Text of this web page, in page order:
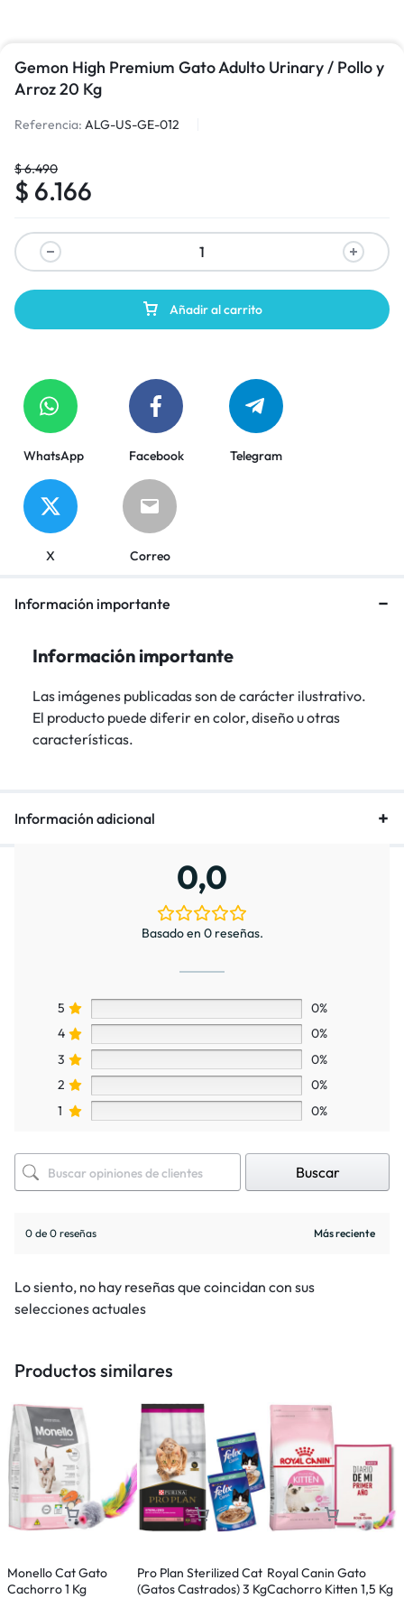
Gemon High Premium Gato Adulto Urinary / Pollo y
Arroz 20 Kg
Referencia: ALG-US-GE-012
$6.490
$ 6.166
Añadir al carrito
WhatsApp Facebook Telegram
X Correo
Información importante
Información importante
Las imágenes publicadas son de carácter ilustrativo.
El producto puede diferir en color, diseño u otras
características.
Información adicional
0,0
Basado en 0 reseñas.
5
0%
4
0%
3
0%
2
0%
1
0%
Buscar
0 de 0 reseñas
Lo siento, no hay reseñas que coincidan con sus
selecciones actuales
Productos similares
Monello Cat Gato
Cachorro 1 Kg
Pro Plan Sterilized Cat
(Gatos Castrados) 3 Kg
Royal Canin Gato
Cachorro Kitten 1,5 Kg